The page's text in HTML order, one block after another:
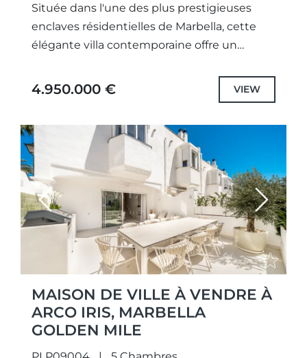
Située dans l'une des plus prestigieuses
enclaves résidentielles de Marbella, cette
élégante villa contemporaine offre un
confort et d'intimité. Situé sur un terrain...
4.950.000 € VIEW
Previous Next
MAISON DE VILLE À VENDRE À
ARCO IRIS, MARBELLA
GOLDEN MILE